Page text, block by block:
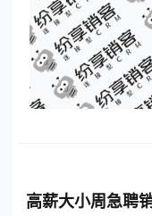
高薪大小周急聘